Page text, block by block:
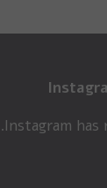
Instagram has